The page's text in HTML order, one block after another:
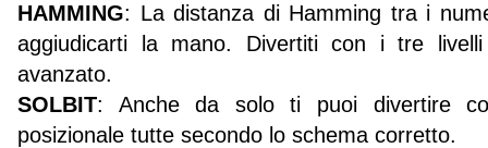
HAMMING: La distanza di Hamming tra i
aggiudicarti la mano. Divertiti con i tre
avanzato.
SOLBIT: Anche da solo ti puoi divertire
posizionale tutte secondo lo schema corretto.